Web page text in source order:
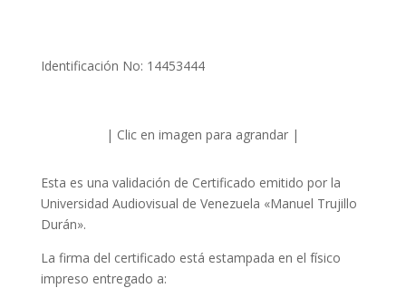
Identificación No: 14453444
| Clic en imagen para agrandar |
Esta es una validación de Certificado emitido por la
Universidad Audiovisual de Venezuela «Manuel Trujillo
Durán».
La firma del certificado está estampada en el físico
impreso entregado a: